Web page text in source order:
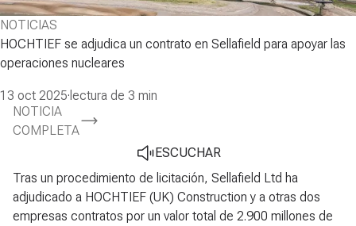
NOTICIAS
HOCHTIEF se adjudica un contrato en Sellafield para apoyar las
operaciones nucleares
13 oct 2025· lectura de 3 min
NOTICIA
COMPLETA
ESCUCHAR
Tras un procedimiento de licitación, Sellafield Ltd ha
adjudicado a HOCHTIEF (UK) Construction y a otras dos
empresas contratos por un valor total de 2.900 millones de